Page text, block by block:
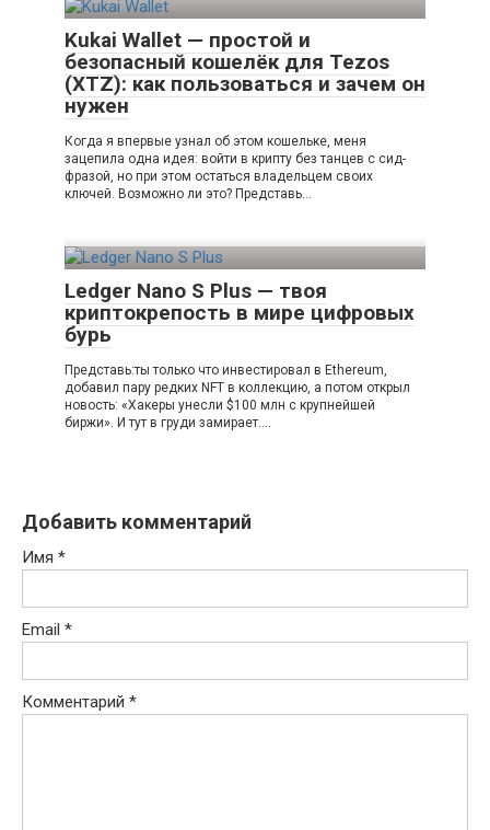
Kukai Wallet — простой и
безопасный кошелёк для Tezos
(XTZ): как пользоваться и зачем он
нужен
Когда я впервые узнал об этом кошельке, меня
зацепила одна идея: войти в крипту без танцев с сид-
фразой, но при этом остаться владельцем своих
ключей. Возможно ли это? Представь…
Ledger Nano S Plus — твоя
криптокрепость в мире цифровых
бурь
Представь:ты только что инвестировал в Ethereum,
добавил пару редких NFT в коллекцию, а потом открыл
новость: «Хакеры унесли $100 млн с крупнейшей
биржи». И тут в груди замирает….
Добавить комментарий
Имя *
Email *
Комментарий *